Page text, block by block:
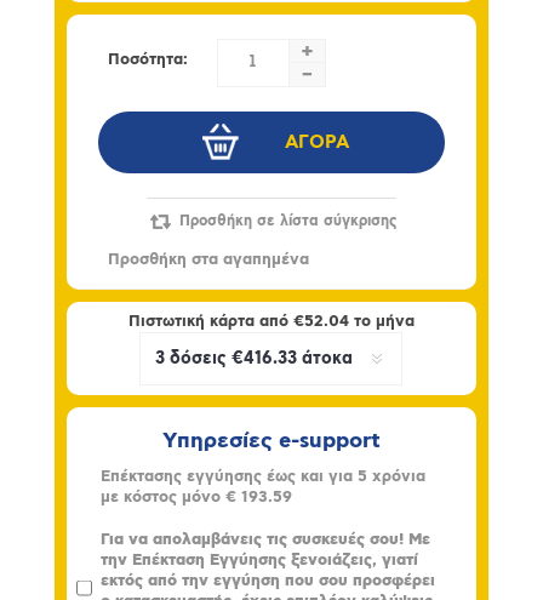
Ποσότητα:
+
-
Πιστωτική κάρτα από €52.04το μήνα
Υπηρεσίες e-support
Επέκτασης εγγύησης έως και για 5 χρόνια
με κόστος μόνο € 193.59
Για να απολαμβάνεις τις συσκευές σου! Με
την Επέκταση Εγγύησης ξενοιάζεις, γιατί
εκτός από την εγγύηση που σου προσφέρει